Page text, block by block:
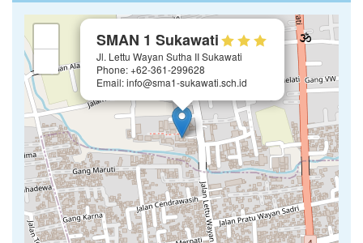
SMAN 1 Sukawati
Jl. Lettu Wayan Sutha II Sukawati
Phone: +62-361-299628
Email: info@sma1-sukawati.sch.id